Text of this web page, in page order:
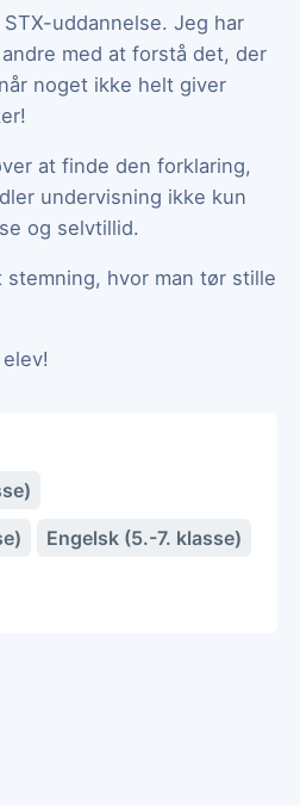
uddannelse. Jeg har
med at forstå det, der
noget ikke helt giver
at finde den forklaring,
undervisning ikke kun
og selvtillid.
hvor man tør stille
Engelsk (5.-7. klasse)